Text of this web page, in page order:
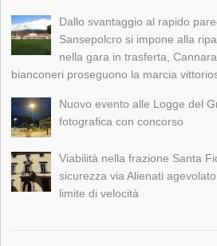
Dallo svantaggio al rapido
Sansepolcro si impone alla
nella gara in trasferta,
bianconeri proseguono la marcia
Nuovo evento alle Logge del
fotografica con concorso
Viabilità nella frazione Santa
sicurezza via Alienati
limite di velocità